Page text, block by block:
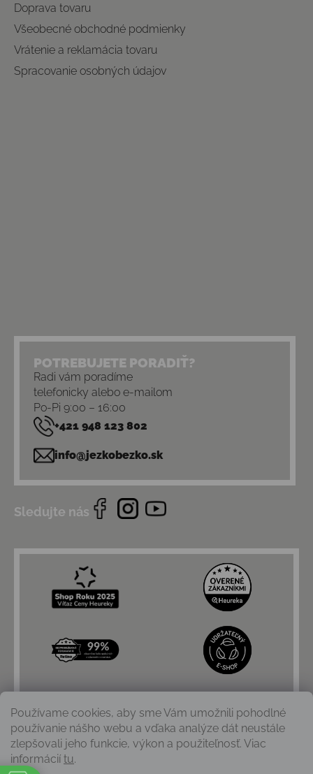
Používame cookies, aby sme Vám umožnili pohodlné
používanie nášho webu a vďaka analýze dát neustále
zlepšovali jeho funkcie, výkon a použiteľnosť. Viac
informácií tu.
Doprava tovaru
Všeobecné obchodné podmienky
Vrátenie a reklamácia tovaru
Spracovanie osobných údajov
POTREBUJETE PORADIŤ?
Radi vám poradíme
telefonicky alebo e-mailom
Po-Pi 9:00 – 16:00
+421 948 123 802
info@jezkobezko.sk
Sledujte nás